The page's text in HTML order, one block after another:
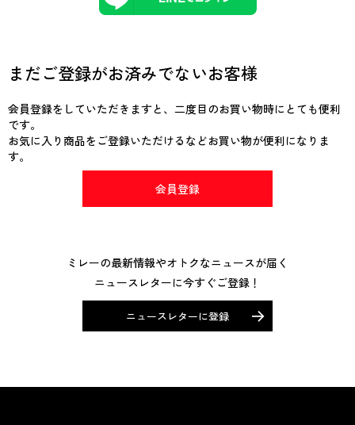
まだご登録がお済みでないお客様
会員登録をしていただきますと、二度目のお買い物時にとても便利
です。
お気に入り商品をご登録いただけるなどお買い物が便利になりま
す。
会員登録
ミレーの最新情報やオトクなニュースが届く
ニュースレターに今すぐご登録！
ニュースレターに登録